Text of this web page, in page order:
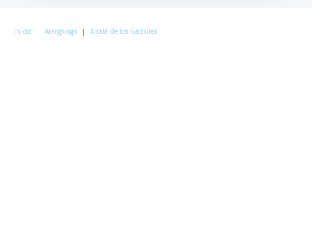
Inicio | Alergólogo | Alcalá de los Gazules